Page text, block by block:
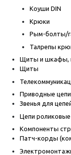
Коуши DIN
Крюки
Рым-болты/
Талрепы
Щиты и шкафы,
Щиты
Приводные цепи
Звенья для
Цепи роликовые
Компоненты
Патч-корды